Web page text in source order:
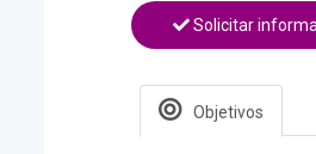
Solicitar
Objetivos